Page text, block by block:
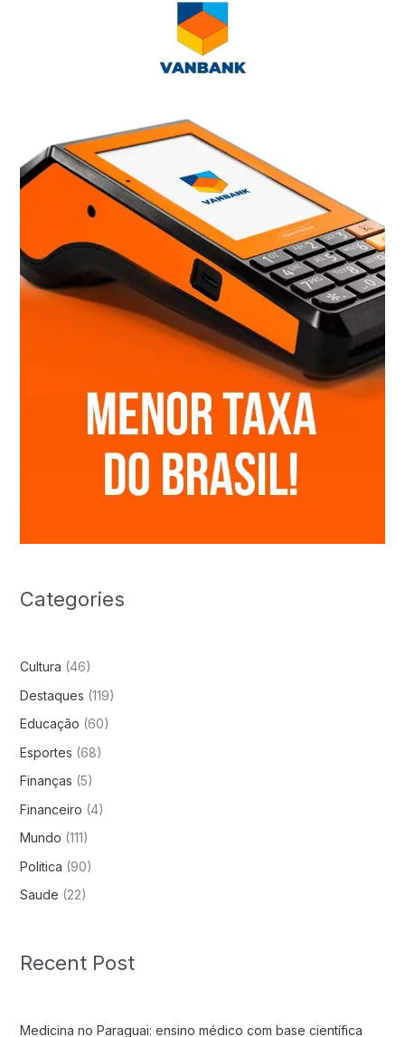
Categories
Cultura (46)
Destaques (119)
Educação (60)
Esportes (68)
Finanças (5)
Financeiro (4)
Mundo (111)
Politica (90)
Saude (22)
Recent Post
Medicina no Paraguai: ensino médico com base científica